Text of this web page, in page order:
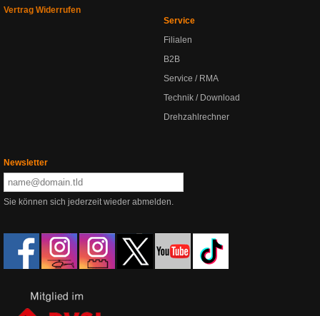
Vertrag Widerrufen
Service
Filialen
B2B
Service / RMA
Technik / Download
Drehzahlrechner
Newsletter
Sie können sich jederzeit wieder abmelden.